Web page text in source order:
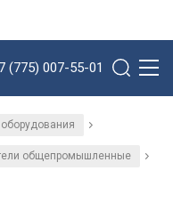
(775) 007-55-01
/
общепромышленные /